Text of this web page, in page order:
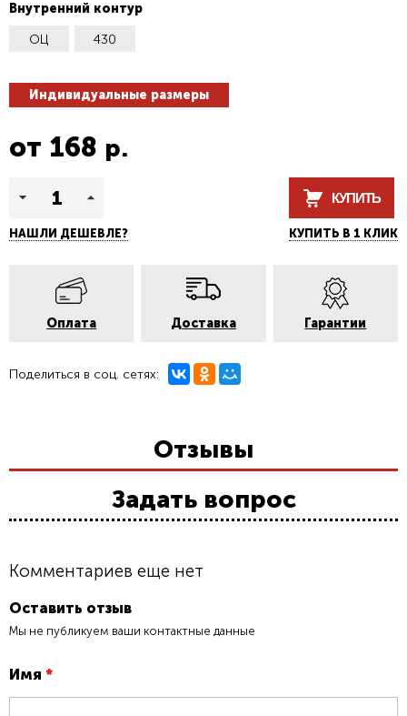
Внутренний контур
ОЦ
430
Индивидуальные размеры
от 168 р.
НАШЛИ ДЕШЕВЛЕ?
КУПИТЬ
КУПИТЬ В 1 КЛИК
Оплата Доставка Гарантии
Поделиться в соц. сетях:
Отзывы
Задать вопрос
Комментариев еще нет
Оставить отзыв
Мы не публикуем ваши контактные данные
Имя *